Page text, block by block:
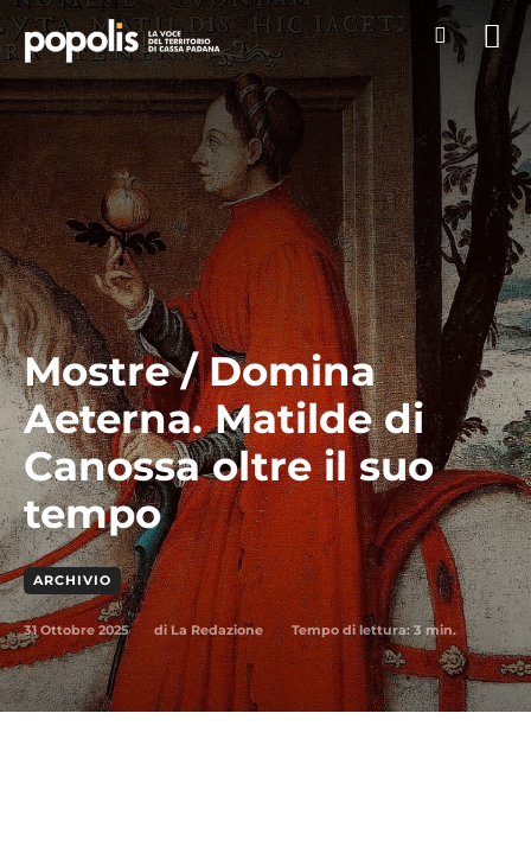
Mostre / Domina
Aeterna. Matilde di
Canossa oltre il suo
tempo
ARCHIVIO
31 Ottobre 2025 di La Redazione Tempo di lettura:3min.